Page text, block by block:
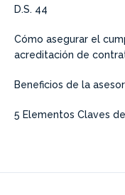
D.S. 44
Cómo asegurar el
acreditación de
Beneficios de la
5 Elementos Claves